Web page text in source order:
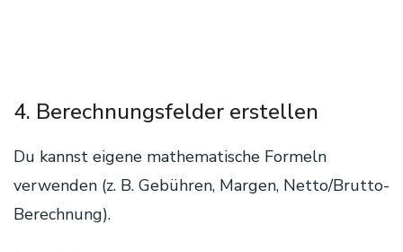
4. Berechnungsfelder erstellen
Du kannst eigene mathematische Formeln
verwenden (z. B. Gebühren, Margen, Netto/Brutto-
Berechnung).